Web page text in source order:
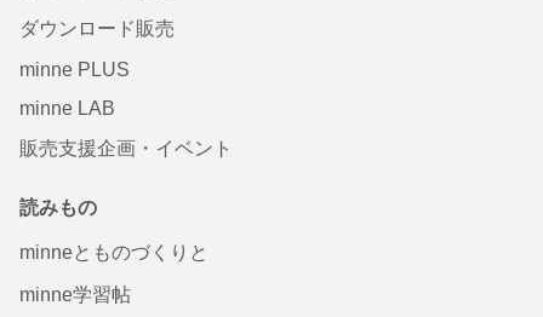
ダウンロード販売
minne PLUS
minne LAB
販売支援企画・イベント
読みもの
minneとものづくりと
minne学習帖